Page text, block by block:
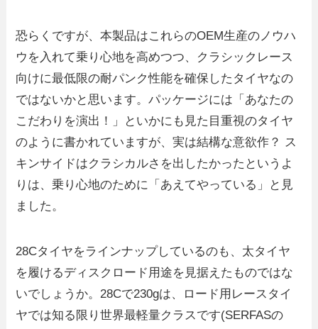
恐らくですが、本製品はこれらのOEM生産のノウハ
ウを入れて乗り心地を高めつつ、クラシックレース
向けに最低限の耐パンク性能を確保したタイヤなの
ではないかと思います。パッケージには「あなたの
こだわりを演出！」といかにも見た目重視のタイヤ
のように書かれていますが、実は結構な意欲作？ ス
キンサイドはクラシカルさを出したかったというよ
りは、乗り心地のために「あえてやっている」と見
ました。
28Cタイヤをラインナップしているのも、太タイヤ
を履けるディスクロード用途を見据えたものではな
いでしょうか。28Cで230gは、ロード用レースタイ
ヤでは知る限り世界最軽量クラスです(SERFASの